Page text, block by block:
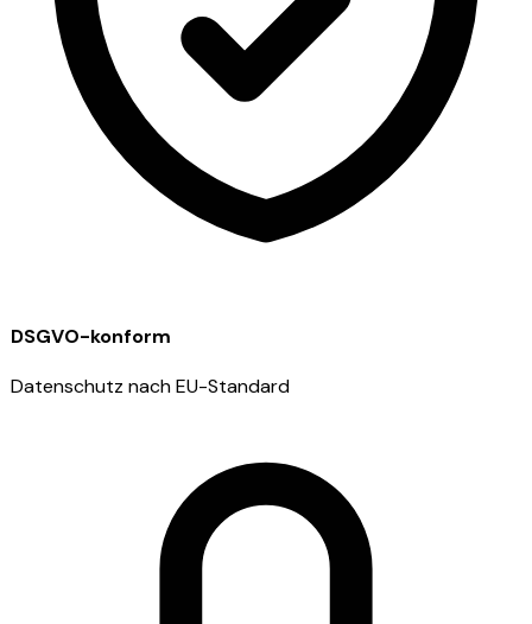
DSGVO-konform
Datenschutz nach EU-Standard